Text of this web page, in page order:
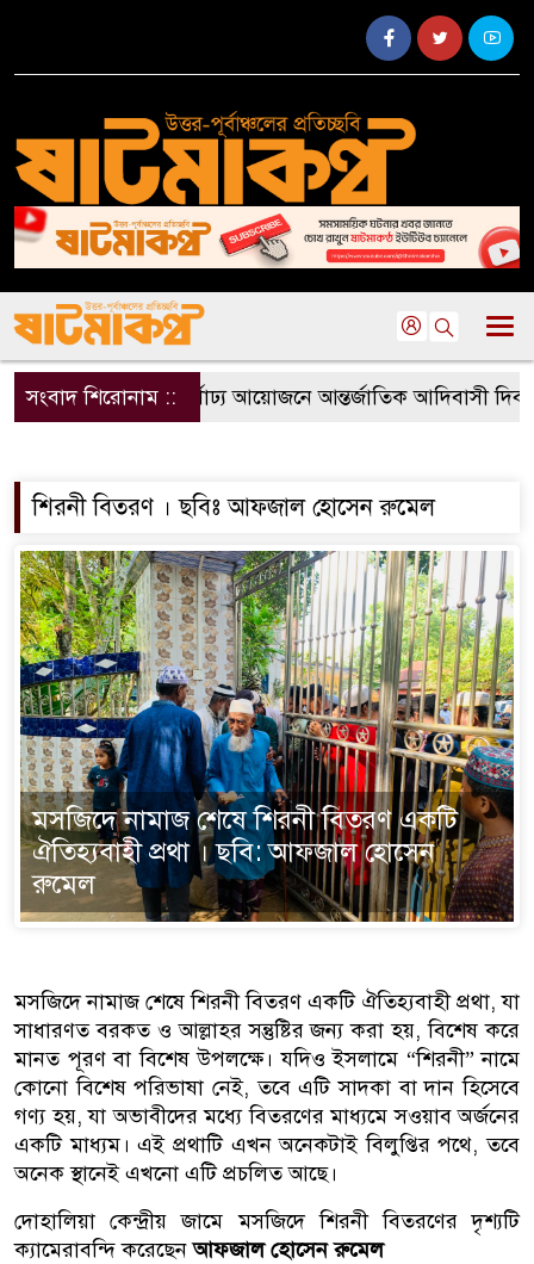
সংবাদ শিরোনাম ::
বড়লেখায় বর্ণাঢ্য আয়োজনে আন্তর্জাতিক আদিবাসী দিবস
শিরনী বিতরণ । ছবিঃ আফজাল হোসেন রুমেল
মসজিদে নামাজ শেষে শিরনী বিতরণ একটি
ঐতিহ্যবাহী প্রথা । ছবি: আফজাল হোসেন
রুমেল
মসজিদে নামাজ শেষে শিরনী বিতরণ একটি ঐতিহ্যবাহী প্রথা, যা
সাধারণত বরকত ও আল্লাহর সন্তুষ্টির জন্য করা হয়, বিশেষ করে
মানত পূরণ বা বিশেষ উপলক্ষে। যদিও ইসলামে “শিরনী” নামে
কোনো বিশেষ পরিভাষা নেই, তবে এটি সাদকা বা দান হিসেবে
গণ্য হয়, যা অভাবীদের মধ্যে বিতরণের মাধ্যমে সওয়াব অর্জনের
একটি মাধ্যম। এই প্রথাটি এখন অনেকটাই বিলুপ্তির পথে, তবে
অনেক স্থানেই এখনো এটি প্রচলিত আছে।
দোহালিয়া কেন্দ্রীয় জামে মসজিদে শিরনী বিতরণের দৃশ‍্যটি
ক‍্যামেরাবন্দি করেছেনআফজাল হোসেন রুমেল